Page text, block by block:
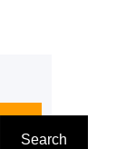
Search